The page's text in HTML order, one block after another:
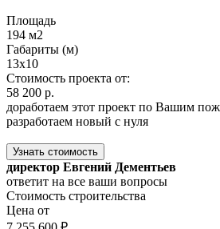
Площадь
194 м2
Габариты (м)
13х10
Стоимость проекта от:
58 200 р.
доработаем этот проект по Вашим
разработаем новый с нуля
Узнать стоимость
директор Евгений Дементьев
ответит на все ваши вопросы
Стоимость строительства
Цена от